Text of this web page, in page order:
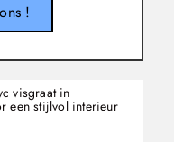
!
visgraat in
een stijlvol interieur